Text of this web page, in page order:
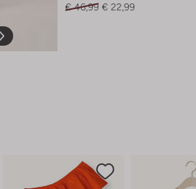
€ 46,99 € 22,99